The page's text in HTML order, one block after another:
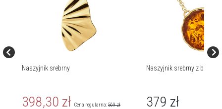
Naszyjnik srebrny
398,30 zł Cena regularna:569zł
Naszyjnik srebrny z
379 zł